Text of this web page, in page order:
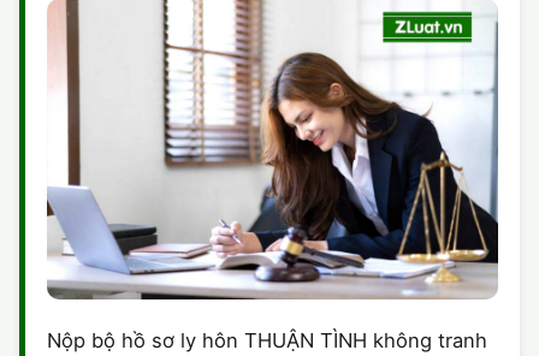
Nộp bộ hồ sơ ly hôn THUẬN TÌNH không tranh